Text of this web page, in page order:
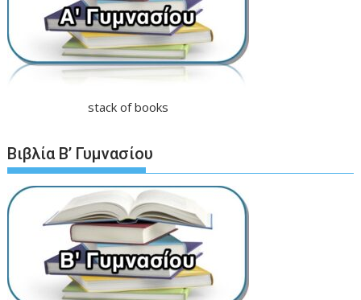
stack of books
Βιβλία Β’ Γυμνασίου